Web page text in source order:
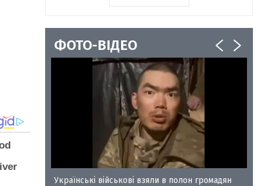
ФОТО-ВІДЕО
35
Українські військові взяли в полон громадян